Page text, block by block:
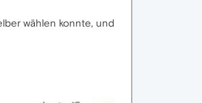
wählen konnte, und